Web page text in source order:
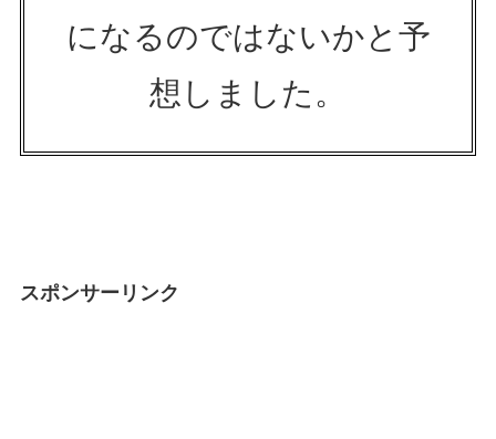
になるのではないかと予
想しました。
スポンサーリンク